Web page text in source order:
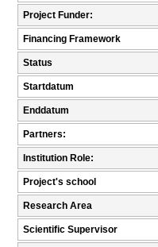
Project Funder:
Financing Framework
Status
Startdatum
Enddatum
Partners:
Institution Role:
Project's school
Research Area
Scientific Supervisor